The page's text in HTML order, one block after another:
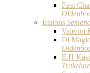
First
Étalons
Valeron
Di
E.H